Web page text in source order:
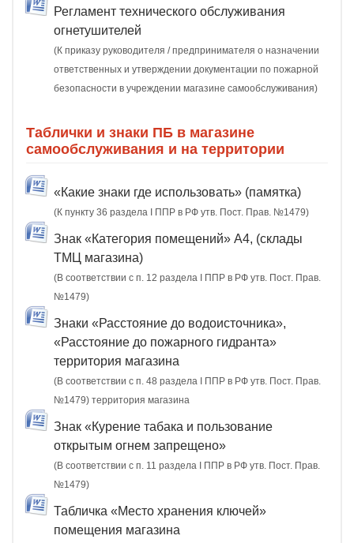
Регламент технического обслуживания
огнетушителей
(К приказу руководителя / предпринимателя о назначении
ответственных и утверждении документации по пожарной
безопасности в учреждении магазине самообслуживания)
Таблички и знаки ПБ в магазине
самообслуживания и на территории
«Какие знаки где использовать» (памятка)
(К пункту 36 раздела I ППР в РФ утв. Пост. Прав. №1479)
Знак «Категория помещений» А4, (склады
ТМЦ магазина)
(В соответствии с п. 12 раздела I ППР в РФ утв. Пост. Прав.
№1479)
Знаки «Расстояние до водоисточника»,
«Расстояние до пожарного гидранта»
территория магазина
(В соответствии с п. 48 раздела I ППР в РФ утв. Пост. Прав.
№1479) территория магазина
Знак «Курение табака и пользование
открытым огнем запрещено»
(В соответствии с п. 11 раздела I ППР в РФ утв. Пост. Прав.
№1479)
Табличка «Место хранения ключей»
помещения магазина